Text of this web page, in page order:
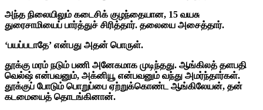
அந்த நிலையிலும் கடைசிக் குழந்தையான, 15 வயசு
துரைசாமியைப் பார்த்துச் சிரித்தார். தலையை அசைத்தார்.
‘பயப்படாதே’ என்பது அதன் பொருள்.
தூக்கு மரம் நடும் பணி அனேகமாக முடிந்தது. ஆங்கிலத் தளபதி
வெல்ஷ் என்பவனும், அக்னியூ என்பவனும் வந்து அமர்ந்தார்கள்.
தூக்குப் போடும் பொறுப்பை ஏற்றுக்கொண்ட ஆங்கிலேயன், தன்
கடமையைத் தொடங்கினான்.